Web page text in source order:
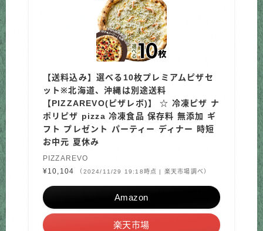
【送料込み】選べる10枚プレミアムピザセ
ット※北海道、沖縄は別途送料
【PIZZAREVO(ピザレボ)】 ☆ 冷凍ピザ ナ
ポリピザ pizza 冷凍食品 保存料 無添加 ギ
フト プレゼント パーティー ディナー 時短
お中元 夏休み
PIZZAREVO
¥10,104
（2024/11/29 19:18時点 | 楽天市場調べ）
Amazon
楽天市場